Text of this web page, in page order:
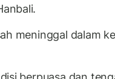
meninggal dalam